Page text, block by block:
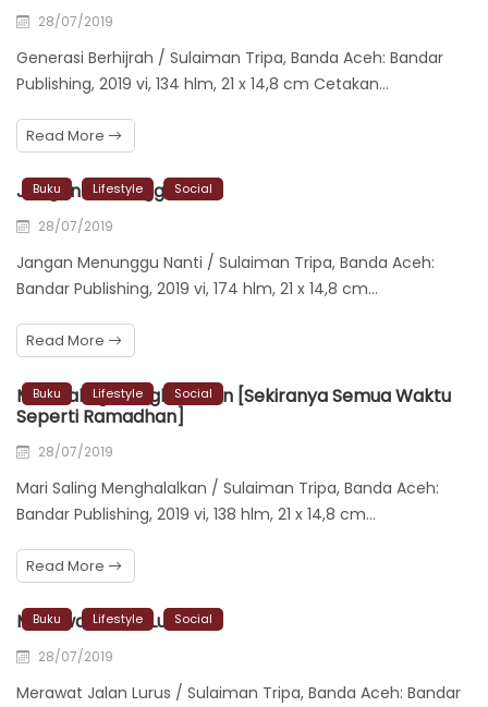
28/07/2019
Generasi Berhijrah / Sulaiman Tripa, Banda Aceh: Bandar
Publishing, 2019 vi, 134 hlm, 21 x 14,8 cm Cetakan…
Read More
Buku Lifestyle Social
Jangan Menunggu Nanti
28/07/2019
Jangan Menunggu Nanti / Sulaiman Tripa, Banda Aceh:
Bandar Publishing, 2019 vi, 174 hlm, 21 x 14,8 cm…
Read More
Buku Lifestyle Social
Mari Saling Menghalalkan [Sekiranya Semua Waktu
Seperti Ramadhan]
28/07/2019
Mari Saling Menghalalkan / Sulaiman Tripa, Banda Aceh:
Bandar Publishing, 2019 vi, 138 hlm, 21 x 14,8 cm…
Read More
Buku Lifestyle Social
Merawat Jalan Lurus
28/07/2019
Merawat Jalan Lurus / Sulaiman Tripa, Banda Aceh: Bandar